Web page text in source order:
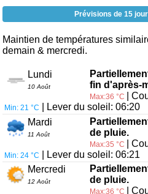
Prévisions de 15
Maintien de températures
demain & mercredi.
Lundi
10 Août
fin d'après-
Max:36 °C |
Min: 21 °C
| Lever du soleil: 06:20
Mardi
11 Août
de pluie.
Max:35 °C |
Min: 24 °C
| Lever du soleil: 06:21
Mercredi
12 Août
de pluie.
Max:36 °C |